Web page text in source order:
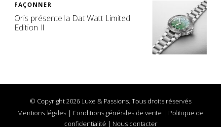
FAÇONNER
Oris présente la Dat Watt Limited
Edition II
© Copyright 2026 Luxe & Passions. Tous droits réservés
Mentions légales | Conditions générales de vente | Politique de
confidentialité | Nous contacter